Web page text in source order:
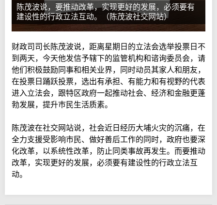
陈茂波说，要推动改革，实现更好的发展，必须要有
建设性的行政立法互动。（陈茂波社交网站）
财政司司长陈茂波说，距离星期日的立法会选举投票日不
到两天，今天他发信予辖下的监管机构和谘询委员会，请
他们积极鼓励同事和相关业界，同时动员其家人和朋友，
在投票日踊跃投票，选出有承担、有能力和有视野的代表
进入立法会，跟特区政府一起推动社会、经济和金融更蓬
勃发展，提升巿民生活质素。
陈茂波在社交网站说，社会近日经历大埔火灾的沉痛，在
全力支援受影响市民、做好善后工作的同时，政府也要深
化改革，以系统性改革，防止同类事故再发生。而要推动
改革，实现更好的发展，必须要有建设性的行政立法互
动。